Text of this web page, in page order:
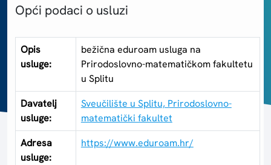
Opći podaci o usluzi
Opis
usluge:
bežična eduroam usluga na
Prirodoslovno-matematičkom fakultetu
u Splitu
Davatelj
usluge:
Sveučilište u Splitu, Prirodoslovno-
matematički fakultet
Adresa
usluge:
https://www.eduroam.hr/